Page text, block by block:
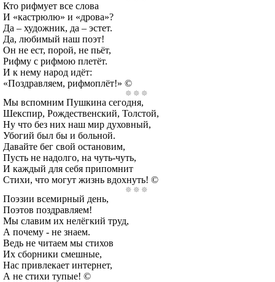
Кто рифмует все слова
И «кастрюлю» и «дрова»?
Да – художник, да – эстет.
Да, любимый наш поэт!
Он не ест, порой, не пьёт,
Рифму с рифмою плетёт.
И к нему народ идёт:
«Поздравляем, рифмоплёт!» ©
Мы вспомним Пушкина сегодня,
Шекспир, Рождественский, Толстой,
Ну что без них наш мир духовный,
Убогий был бы и больной.
Давайте бег свой остановим,
Пусть не надолго, на чуть-чуть,
И каждый для себя припомнит
Стихи, что могут жизнь вдохнуть! ©
Поэзии всемирный день,
Поэтов поздравляем!
Мы славим их нелёгкий труд,
А почему - не знаем.
Ведь не читаем мы стихов
Их сборники смешные,
Нас привлекает интернет,
А не стихи тупые! ©